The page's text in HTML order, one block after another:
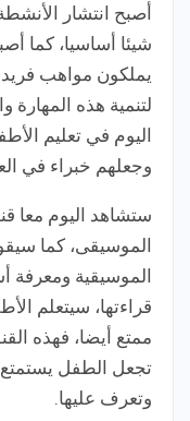
أصبح انتشار
شيئا أساسيا، كما
يملكون مواهب
لتنمية هذه المهارة
وجعلهم خبراء في
ستشاهد اليوم معا
الموسيقى، كما
الموسيقية ومعرفة
قراءتها، سيتعلم
ممتع أيضا، فهذه
تجعل الطفل يستمتع
وتعرف عليها.